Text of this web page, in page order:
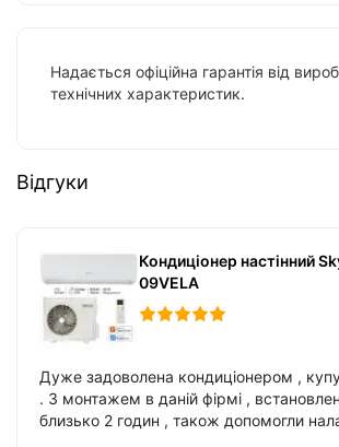
Надається офіційна гарантія від
технічних характеристик.
Відгуки
Кондиціонер настінний
09VELA
Дуже задоволена кондиціонером ,
. З монтажем в даній фірмі , встановлення зайняло
близько 2 годин , також допомогли налаштувати